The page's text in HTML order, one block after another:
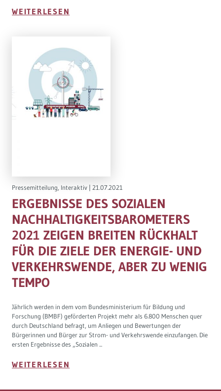
WEITERLESEN
Pressemitteilung, Interaktiv | 21.07.2021
ERGEBNISSE DES SOZIALEN
NACHHALTIGKEITSBAROMETERS
2021 ZEIGEN BREITEN RÜCKHALT
FÜR DIE ZIELE DER ENERGIE- UND
VERKEHRSWENDE, ABER ZU WENIG
TEMPO
Jährlich werden in dem vom Bundesministerium für Bildung und
Forschung (BMBF) geförderten Projekt mehr als 6.800 Menschen quer
durch Deutschland befragt, um Anliegen und Bewertungen der
Bürgerinnen und Bürger zur Strom- und Verkehrswende einzufangen. Die
ersten Ergebnisse des „Sozialen ...
WEITERLESEN